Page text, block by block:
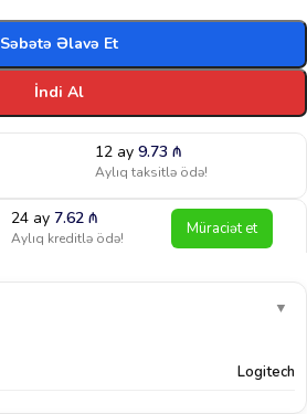
Səbətə Əlavə Et
İndi Al
12 ay 9.73 ₼
Aylıq taksitlə ödə!
24 ay7.62₼
Aylıq kreditlə ödə! Müraciət et
▼
Logitech